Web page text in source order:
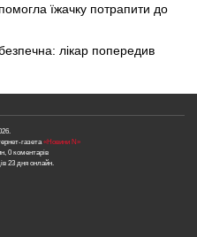
їжачку потрапити до
лікар попередив
газета «Новини N»
0 коментарів
23 дня онлайн.